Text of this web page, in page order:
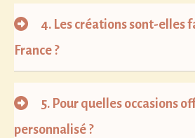
4. Les créations sont-elles
France ?
5. Pour quelles occasions
personnalisé ?